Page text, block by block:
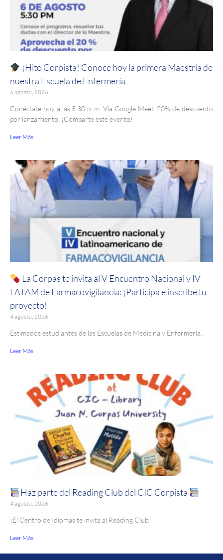
¡Hito Corpista! Conoce hoy la primera Maestría de
nuestra Escuela de Enfermería
6 agosto, 2026
Conéctate hoy a las 5:30 p. m. Vía Google Meet. 20% de descuento
por lanzamiento. ¡Comparte este evento!
Leer Más
La Corpas te invita al V Encuentro Nacional y IV
LATAM de Farmacovigilancia: ¡Participa e inscribe tu
proyecto!
4 agosto, 2026
Estimados estudiantes de las Escuelas de Medicina y Enfermería.
Leer Más
Haz parte del Reading Club del CIC Corpista
4 agosto, 2026
¡El Centro de Idiomas te invita al Reading Club!
Leer Más